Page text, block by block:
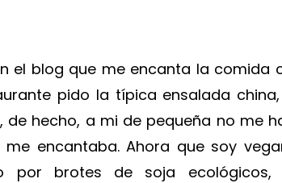
el blog que me encanta la comida
pido la típica ensalada
hecho, a mi de pequeña no me
encantaba. Ahora que soy
por brotes de soja ecológicos,